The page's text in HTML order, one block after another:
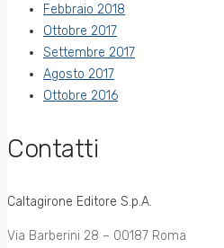
Febbraio 2018
Ottobre 2017
Settembre 2017
Agosto 2017
Ottobre 2016
Contatti
Caltagirone Editore S.p.A.
Via Barberini 28 – 00187 Roma